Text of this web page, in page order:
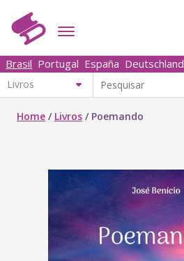
Brasil Portugal España Deutschland
Home / Livros / Poemando